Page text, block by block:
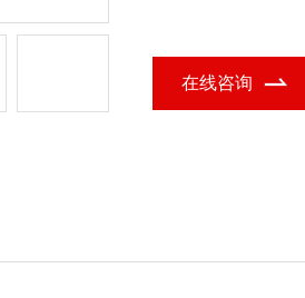
在线咨询